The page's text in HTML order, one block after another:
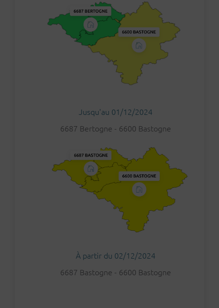
Jusqu'au 01/12/2024
6687 Bertogne - 6600 Bastogne
À partir du 02/12/2024
6687 Bastogne - 6600 Bastogne